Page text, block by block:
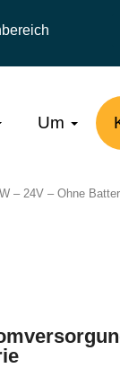
Um
– 24V – Ohne